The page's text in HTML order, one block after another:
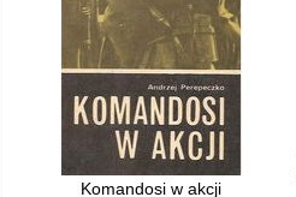
Komandosi w akcji